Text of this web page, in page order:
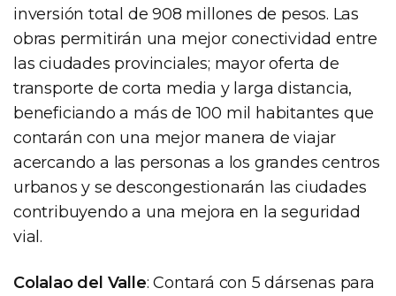
inversión total de 908 millones de pesos. Las
obras permitirán una mejor conectividad entre
las ciudades provinciales; mayor oferta de
transporte de corta media y larga distancia,
beneficiando a más de 100 mil habitantes que
contarán con una mejor manera de viajar
acercando a las personas a los grandes centros
urbanos y se descongestionarán las ciudades
contribuyendo a una mejora en la seguridad
vial.
Colalao del Valle: Contará con 5 dársenas para